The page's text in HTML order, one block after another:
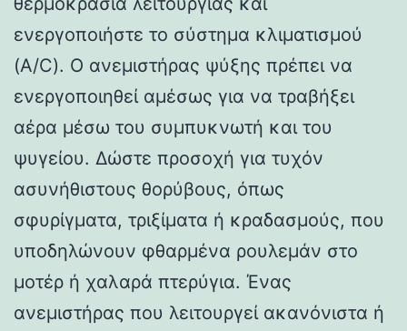
ενεργοποιήστε το σύστημα κλιματισμού
(A/C). Ο ανεμιστήρας ψύξης πρέπει να
ενεργοποιηθεί αμέσως για να τραβήξει
αέρα μέσω του συμπυκνωτή και του
ψυγείου. Δώστε προσοχή για τυχόν
ασυνήθιστους θορύβους, όπως
σφυρίγματα, τριξίματα ή κραδασμούς, που
υποδηλώνουν φθαρμένα ρουλεμάν στο
μοτέρ ή χαλαρά πτερύγια. Ένας
ανεμιστήρας που λειτουργεί ακανόνιστα ή